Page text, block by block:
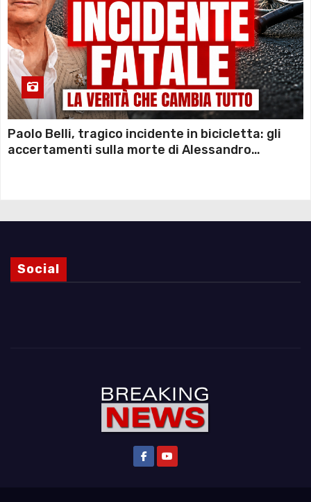
Paolo Belli, tragico incidente in bicicletta: gli
accertamenti sulla morte di Alessandro
Social